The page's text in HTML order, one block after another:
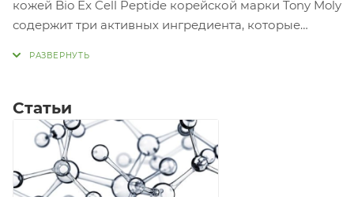
кожей Bio Ex Cell Peptide корейской марки Tony Moly
содержит три активных ингредиента, которые
названием морской критмум (морской фенхель).
Тоник Tony Moly Bio EX Cell Peptide Toner
стимулирует кровообращение в эпидермисе,
поэтому клетки лучше насыщаются кислородом и
полезными элементами, быстрее развиваются и
Статьи